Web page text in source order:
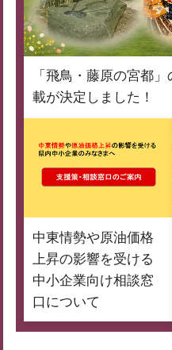
「飛鳥・藤原の宮都
載が決定しました！
中東情勢や原油価格
上昇の影響を受ける
中小企業向け相談窓
口について